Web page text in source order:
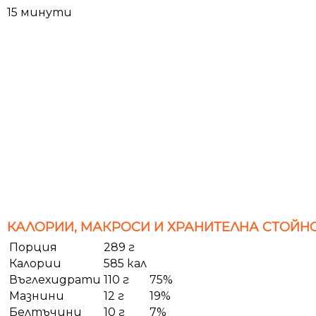
15 минути
КАЛОРИИ, МАКРОСИ И ХРАНИТЕЛНА
Порция
289 г
Калории
585 кал
Въглехидрати 110 г
75%
Мазнини
12 г
19%
Белтъчини
10 г 7%